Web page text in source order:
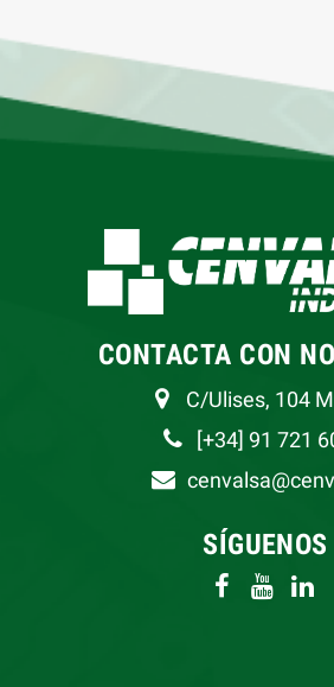
CONTACTA CON
C/Ulises, 104
[+34] 91 721
SÍGUENOS